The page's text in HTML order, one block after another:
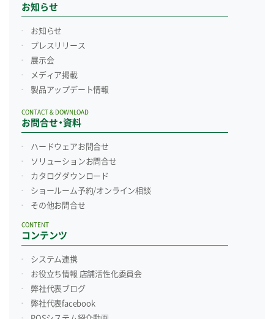
お知らせ
お知らせ
プレスリリース
展示会
メディア掲載
製品アップデート情報
お問合せ・資料
CONTACT & DOWNLOAD
ハードウェアお問合せ
ソリューションお問合せ
カタログダウンロード
ショールーム予約/オンライン相談
その他お問合せ
コンテンツ
CONTENT
システム連携
お役立ち情報 店舗活性化委員会
弊社代表ブログ
弊社代表facebook